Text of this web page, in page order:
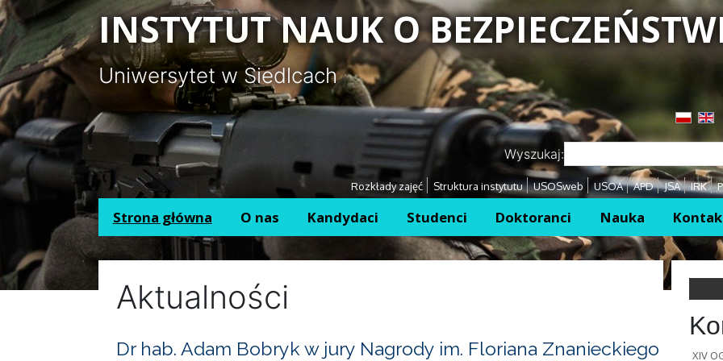
Panel zarządzania plikami cookies
INSTYTUT NAUK O
Uniwersytet w Siedlcach
Przejdź
Przejdź
Wyszukaj:
Rozkłady zajęć Struktura instytutu USOSweb USOA APD JSA IRK
Strona główna O nas Kandydaci Studenci Doktoranci Nauka
Aktualności
Dr hab. Adam Bobryk w jury Nagrody im. Floriana Znanieckiego XIV